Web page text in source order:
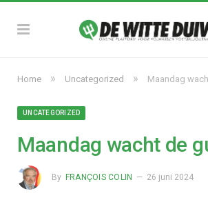
Home » Uncategorized » Maandag
UNCATEGORIZED
Maandag wacht de
By FRANÇOIS COLIN 26 juni 2024